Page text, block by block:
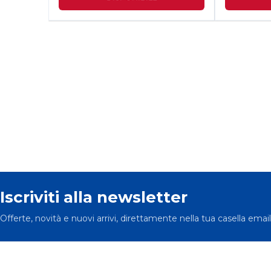
Iscriviti alla newsletter
Offerte, novità e nuovi arrivi, direttamente nella tua casella